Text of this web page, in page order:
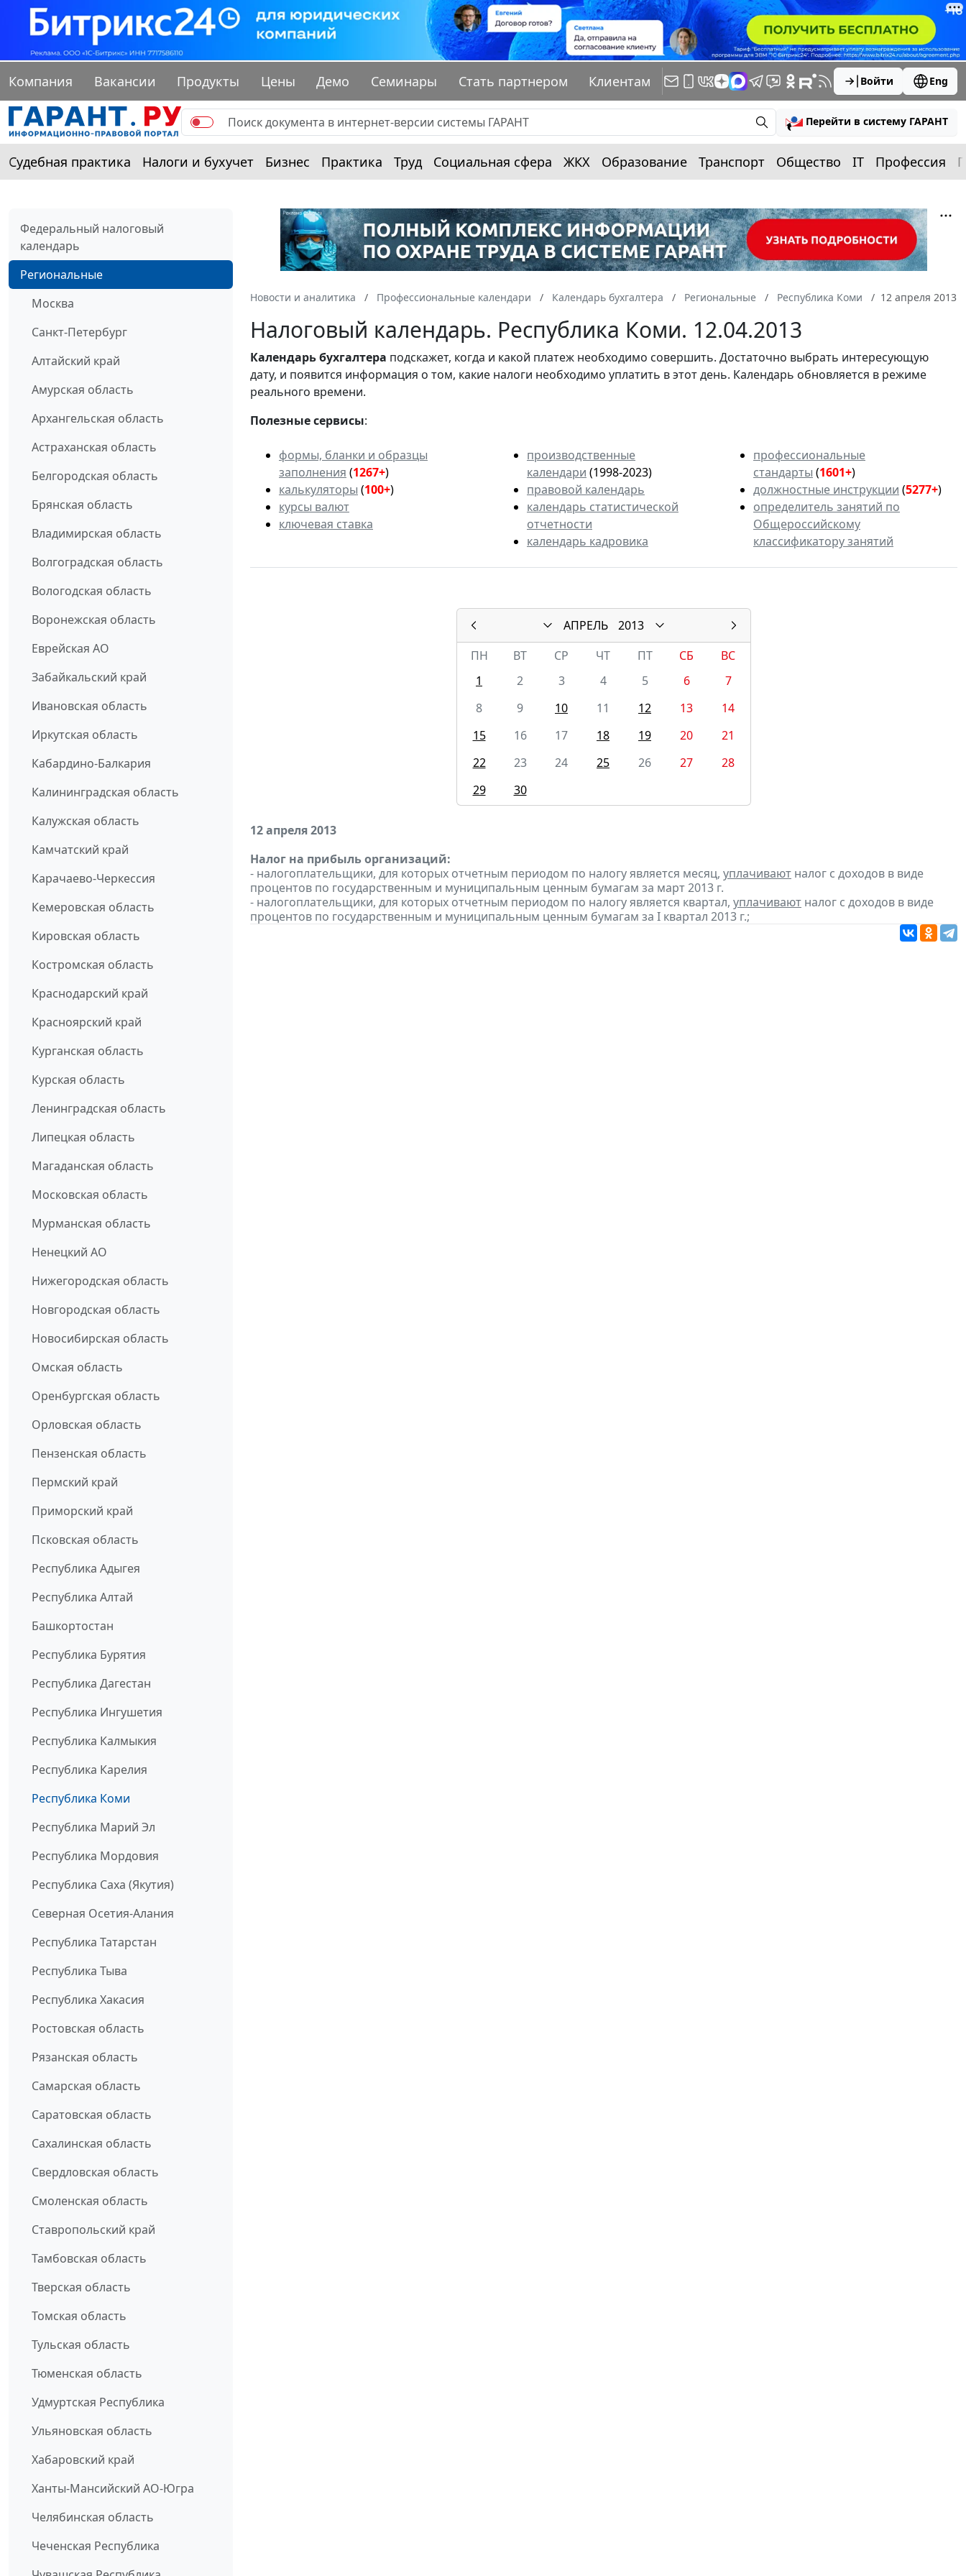
Компания Вакансии Продукты Цены Демо Семинары Стать партнером Клиентам Войти Eng
Перейти в систему ГАРАНТ
Судебная практика Налоги и бухучет Бизнес Практика Труд Социальная сфера ЖКХ Образование Транспорт Общество IT Профессия
Федеральный налоговый
календарь
Региональные
Москва
Санкт-Петербург
Алтайский край
Амурская область
Архангельская область
Астраханская область
Белгородская область
Брянская область
Владимирская область
Волгоградская область
Вологодская область
Воронежская область
Еврейская АО
Забайкальский край
Ивановская область
Иркутская область
Кабардино-Балкария
Калининградская область
Калужская область
Камчатский край
Карачаево-Черкессия
Кемеровская область
Кировская область
Костромская область
Краснодарский край
Красноярский край
Курганская область
Курская область
Ленинградская область
Липецкая область
Магаданская область
Московская область
Мурманская область
Ненецкий АО
Нижегородская область
Новгородская область
Новосибирская область
Омская область
Оренбургская область
Орловская область
Пензенская область
Пермский край
Приморский край
Псковская область
Республика Адыгея
Республика Алтай
Башкортостан
Республика Бурятия
Республика Дагестан
Республика Ингушетия
Республика Калмыкия
Республика Карелия
Республика Коми
Республика Марий Эл
Республика Мордовия
Республика Саха (Якутия)
Северная Осетия-Алания
Республика Татарстан
Республика Тыва
Республика Хакасия
Ростовская область
Рязанская область
Самарская область
Саратовская область
Сахалинская область
Свердловская область
Смоленская область
Ставропольский край
Тамбовская область
Тверская область
Томская область
Тульская область
Тюменская область
Удмуртская Республика
Ульяновская область
Хабаровский край
Ханты-Мансийский АО-Югра
Челябинская область
Чеченская Республика
Новости и аналитика Профессиональные календари Календарь бухгалтера Региональные Республика Коми 12 апреля 2013
Налоговый календарь. Республика Коми. 12.04.2013
Календарьбухгалтера подскажет, когда и какой платеж необходимо совершить. Достаточно выбрать интересующую
дату, и появится информация о том, какие налоги необходимо уплатить в этот день. Календарь обновляется в режиме
реального времени.
Полезные сервисы:
формы, бланки и образцы
заполнения (1267+)
калькуляторы (100+)
курсы валют
ключевая ставка
производственные
календари (1998-2023)
правовой календарь
календарь статистической
отчетности
календарь кадровика
профессиональные
стандарты (1601+)
должностные инструкции (5277+)
определитель занятий по
Общероссийскому
классификатору занятий
АПРЕЛЬ
2013
ПН
ВТ СР ЧТ ПТ СБ
ВС
1
2 3 4 5 6
7
8
9 10 11 12 13
14
15
16 17 18 19 20
21
22
23 24 25 26 27
28
29
30
12 апреля 2013
Налог на прибыль организаций:
- налогоплательщики, для которых отчетным периодом по налогу является месяц, уплачивают налог с доходов в виде
процентов по государственным и муниципальным ценным бумагам за март 2013 г.
- налогоплательщики, для которых отчетным периодом по налогу является квартал, уплачивают налог с доходов в виде
процентов по государственным и муниципальным ценным бумагам за I квартал 2013 г.;